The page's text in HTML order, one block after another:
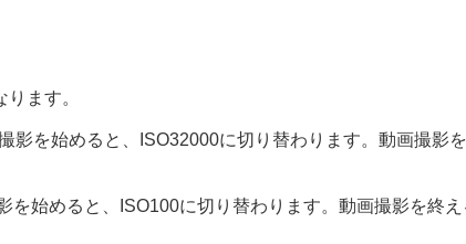
ます。
を始めると、ISO32000に切り替わります。動画撮影
始めると、ISO100に切り替わります。動画撮影を終